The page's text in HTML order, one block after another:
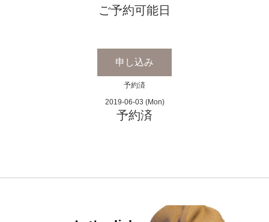
ご予約可能日
申し込み
予約済
2019-06-03 (Mon)
予約済